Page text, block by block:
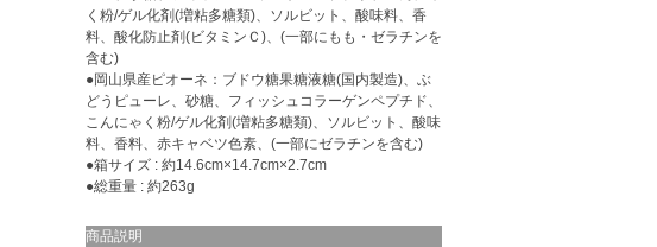
く粉/ゲル化剤(増粘多糖類)、ソルビット、酸味料、香
料、酸化防止剤(ビタミンＣ)、(一部にもも・ゼラチンを
含む)
●岡山県産ピオーネ：ブドウ糖果糖液糖(国内製造)、ぶ
どうピューレ、砂糖、フィッシュコラーゲンペプチド、
こんにゃく粉/ゲル化剤(増粘多糖類)、ソルビット、酸味
料、香料、赤キャベツ色素、(一部にゼラチンを含む)
●箱サイズ : 約14.6cm×14.7cm×2.7cm
●総重量 : 約263g
商品説明